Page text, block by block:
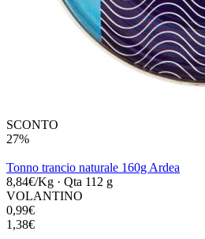
SCONTO
27%
Tonno trancio naturale 160g Ardea
8,84€/Kg · Qta 112 g
VOLANTINO
0,99€
1,38€